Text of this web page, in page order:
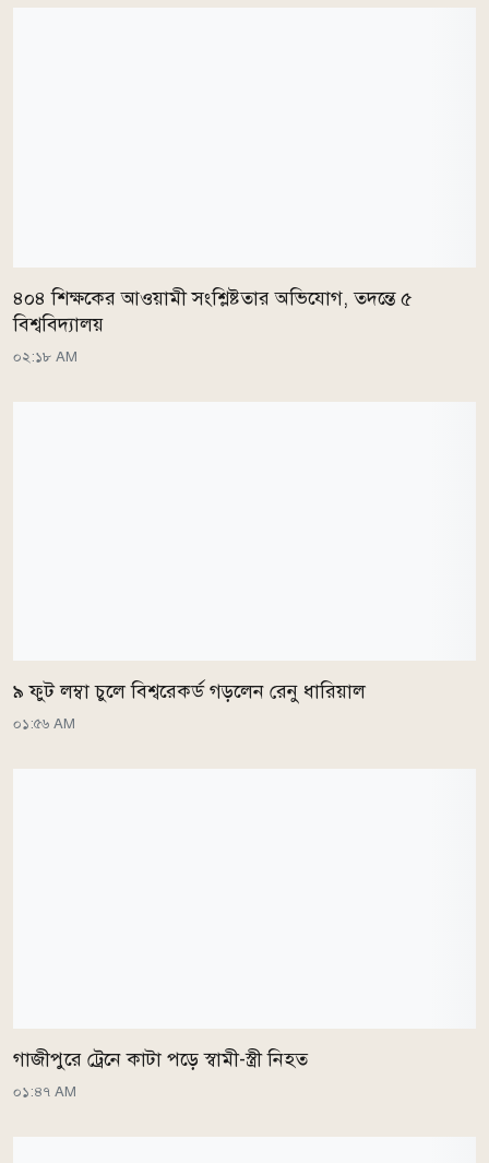
৪০৪ শিক্ষকের আওয়ামী সংশ্লিষ্টতার অভিযোগ, তদন্তে ৫
বিশ্ববিদ্যালয়
০২:১৮ AM
৯ ফুট লম্বা চুলে বিশ্বরেকর্ড গড়লেন রেনু ধারিয়াল
০১:৫৬ AM
গাজীপুরে ট্রেনে কাটা পড়ে স্বামী-স্ত্রী নিহত
০১:৪৭ AM